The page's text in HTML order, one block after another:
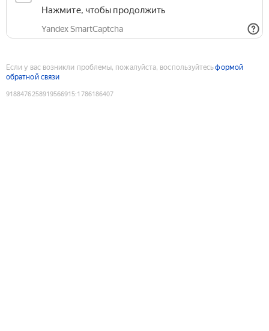
Нажмите, чтобы продолжить
Yandex SmartCaptcha
Если у вас возникли проблемы, пожалуйста, воспользуйтесьформой
обратной связи
9188476258919566915:1786186407